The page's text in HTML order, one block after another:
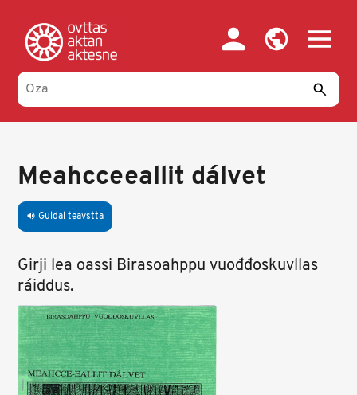
main
content
Meahcceeallit dálvet
volume_up Guldal teavstta
Girji lea oassi Birasoahppu vuođđoskuvllas
ráiddus.